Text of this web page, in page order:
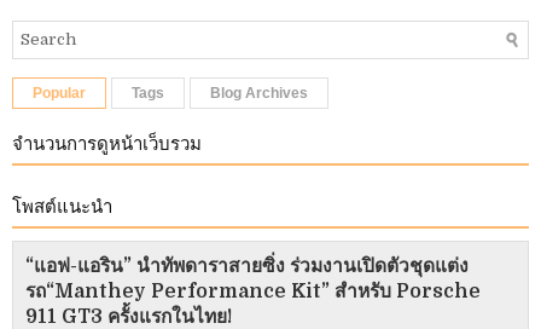
Popular Tags Blog Archives
จำนวนการดูหน้าเว็บรวม
โพสต์แนะนำ
“แอฟ-แอริน” นำทัพดาราสายซิ่ง ร่วมงานเปิดตัวชุดแต่ง
รถ“Manthey Performance Kit” สำหรับ Porsche
911 GT3 ครั้งแรกในไทย!